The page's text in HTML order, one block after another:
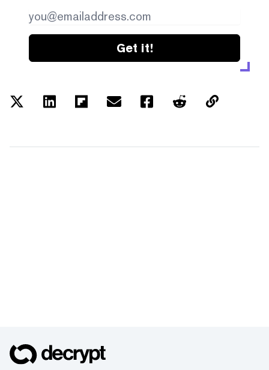
Get it!